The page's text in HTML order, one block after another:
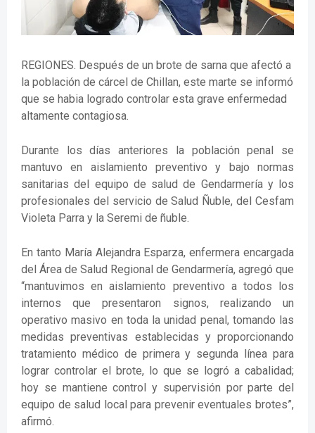
REGIONES. Después de un brote de sarna que afectó a
la población de cárcel de Chillan, este marte se informó
que se habia logrado controlar esta grave enfermedad
altamente contagiosa.
Durante los días anteriores la población penal se
mantuvo en aislamiento preventivo y bajo normas
sanitarias del equipo de salud de Gendarmería y los
profesionales del servicio de Salud Ñuble, del Cesfam
Violeta Parra y la Seremi de ñuble.
En tanto María Alejandra Esparza, enfermera encargada
del Área de Salud Regional de Gendarmería, agregó que
“mantuvimos en aislamiento preventivo a todos los
internos que presentaron signos, realizando un
operativo masivo en toda la unidad penal, tomando las
medidas preventivas establecidas y proporcionando
tratamiento médico de primera y segunda línea para
lograr controlar el brote, lo que se logró a cabalidad;
hoy se mantiene control y supervisión por parte del
equipo de salud local para prevenir eventuales brotes”,
afirmó.